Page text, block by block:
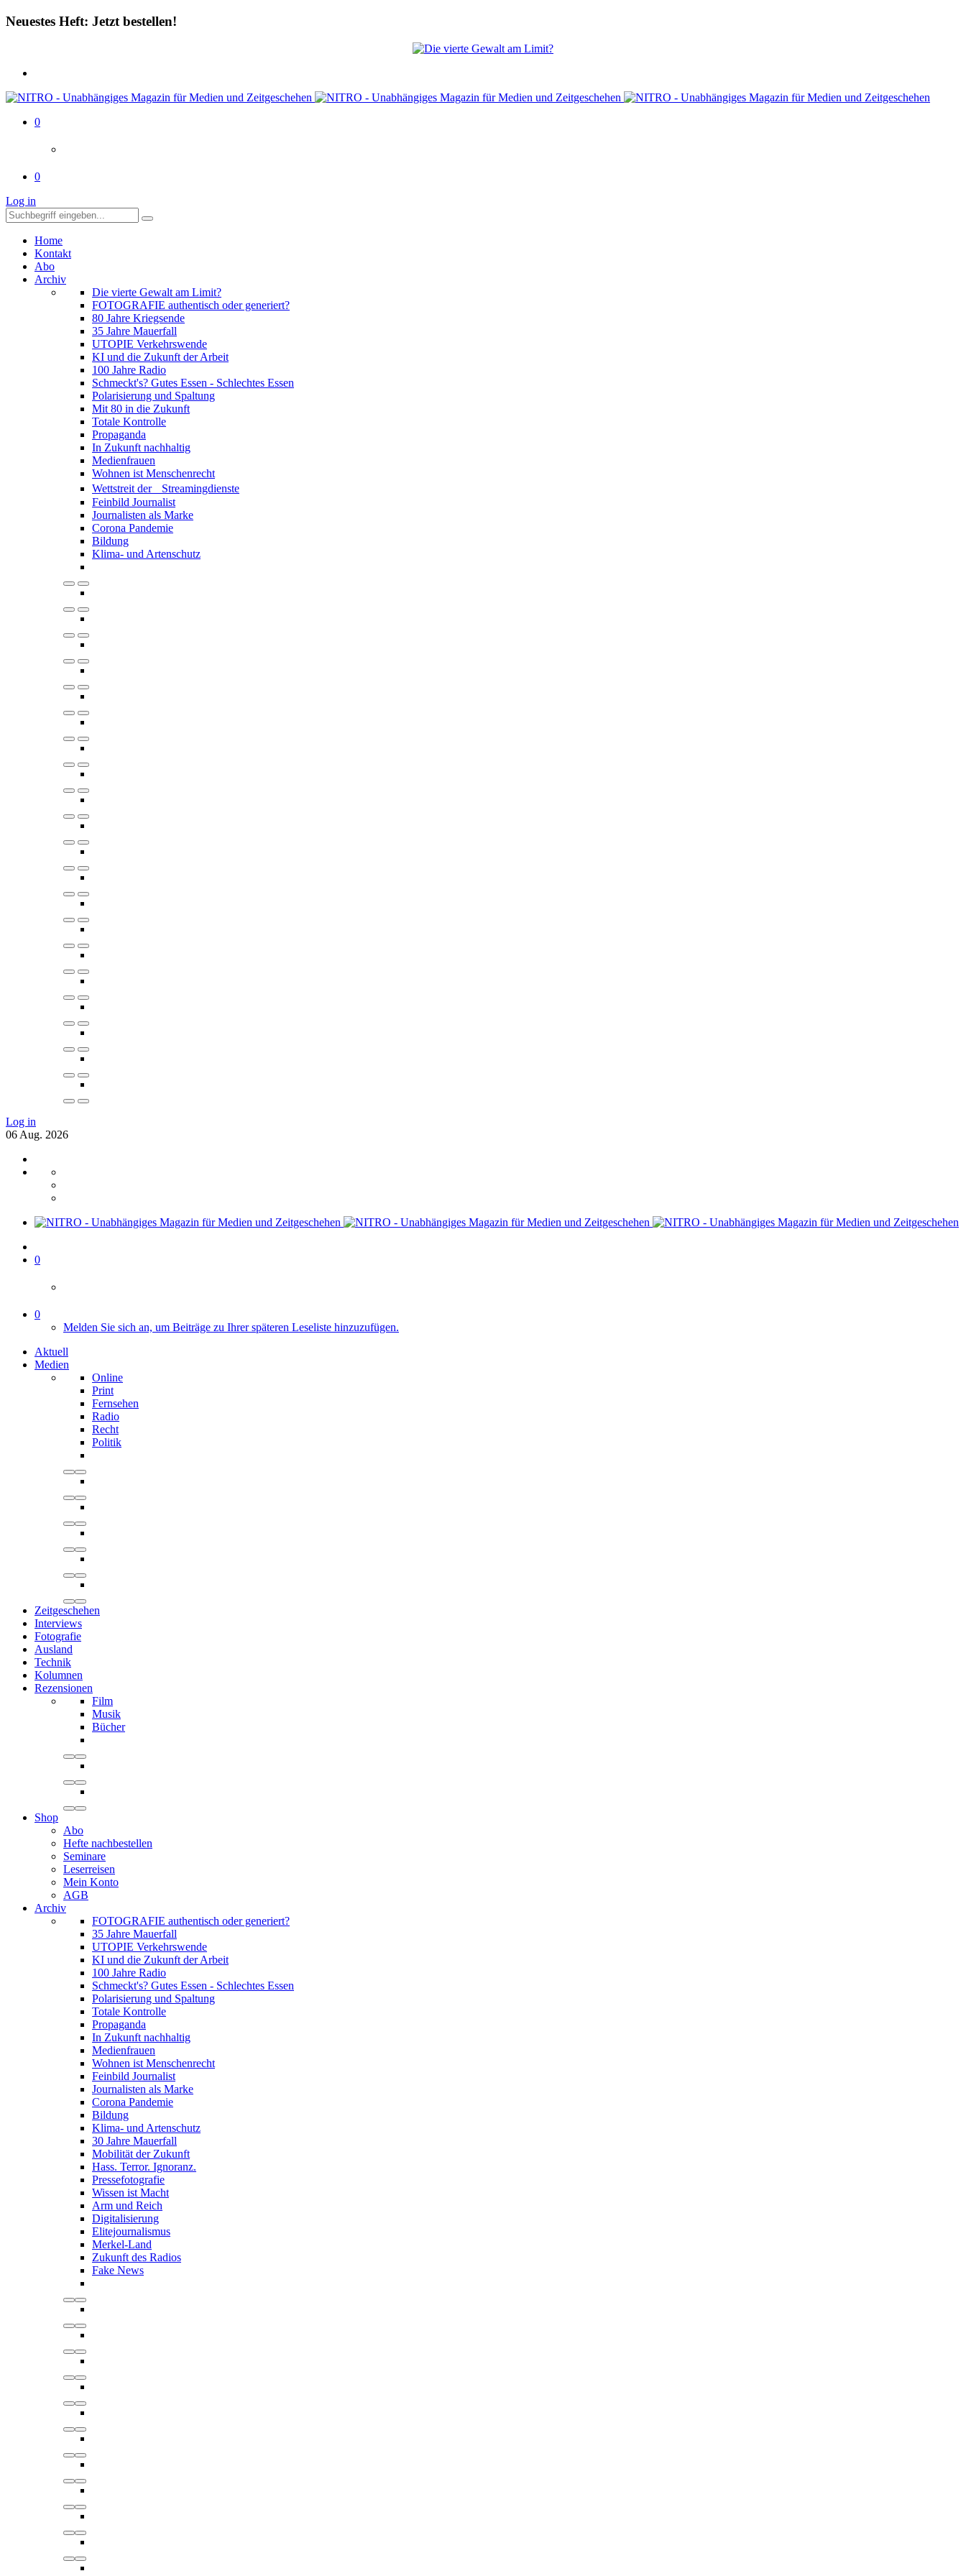
Neuestes Heft: Jetzt bestellen!
0
0
Log in
Home
Kontakt
Abo
Archiv
Die vierte Gewalt am Limit?
FOTOGRAFIE authentisch oder generiert?
80 Jahre Kriegsende
35 Jahre Mauerfall
UTOPIE Verkehrswende
KI und die Zukunft der Arbeit
100 Jahre Radio
Schmeckt's? Gutes Essen - Schlechtes Essen
Polarisierung und Spaltung
Mit 80 in die Zukunft
Totale Kontrolle
Propaganda
In Zukunft nachhaltig
Medienfrauen
Wohnen ist Menschenrecht
Wettstreit der Streamingdienste
Feinbild Journalist
Journalisten als Marke
Corona Pandemie
Bildung
Klima- und Artenschutz
Log in
06 Aug. 2026
0
0
Melden Sie sich an, um Beiträge zu Ihrer späteren Leseliste hinzuzufügen.
Aktuell
Medien
Online
Print
Fernsehen
Radio
Recht
Politik
Zeitgeschehen
Interviews
Fotografie
Ausland
Technik
Kolumnen
Rezensionen
Film
Musik
Bücher
Shop
Abo
Hefte nachbestellen
Seminare
Leserreisen
Mein Konto
AGB
Archiv
FOTOGRAFIE authentisch oder generiert?
35 Jahre Mauerfall
UTOPIE Verkehrswende
KI und die Zukunft der Arbeit
100 Jahre Radio
Schmeckt's? Gutes Essen - Schlechtes Essen
Polarisierung und Spaltung
Totale Kontrolle
Propaganda
In Zukunft nachhaltig
Medienfrauen
Wohnen ist Menschenrecht
Feinbild Journalist
Journalisten als Marke
Corona Pandemie
Bildung
Klima- und Artenschutz
30 Jahre Mauerfall
Mobilität der Zukunft
Hass. Terror. Ignoranz.
Pressefotografie
Wissen ist Macht
Arm und Reich
Digitalisierung
Elitejournalismus
Merkel-Land
Zukunft des Radios
Fake News